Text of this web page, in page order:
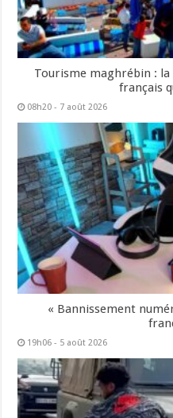
Tourisme maghrébin :
français
08h20 - 7 août 2026
« Bannissement
19h06 - 5 août 2026